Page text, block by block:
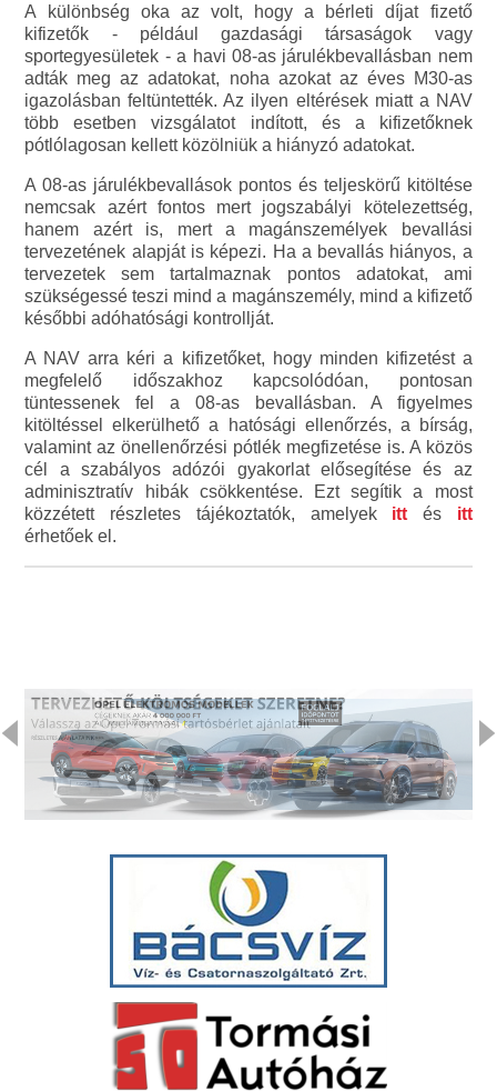
A különbség oka az volt, hogy a bérleti díjat fizető
kifizetők - például gazdasági társaságok vagy
sportegyesületek - a havi 08-as járulékbevallásban nem
adták meg az adatokat, noha azokat az éves M30-as
igazolásban feltüntették. Az ilyen eltérések miatt a NAV
több esetben vizsgálatot indított, és a kifizetőknek
pótlólagosan kellett közölniük a hiányzó adatokat.
A 08-as járulékbevallások pontos és teljeskörű kitöltése
nemcsak azért fontos mert jogszabályi kötelezettség,
hanem azért is, mert a magánszemélyek bevallási
tervezetének alapját is képezi. Ha a bevallás hiányos, a
tervezetek sem tartalmaznak pontos adatokat, ami
szükségessé teszi mind a magánszemély, mind a kifizető
későbbi adóhatósági kontrollját.
A NAV arra kéri a kifizetőket, hogy minden kifizetést a
megfelelő időszakhoz kapcsolódóan, pontosan
tüntessenek fel a 08-as bevallásban. A figyelmes
kitöltéssel elkerülhető a hatósági ellenőrzés, a bírság,
valamint az önellenőrzési pótlék megfizetése is. A közös
cél a szabályos adózói gyakorlat elősegítése és az
adminisztratív hibák csökkentése. Ezt segítik a most
közzétett részletes tájékoztatók, amelyek itt és itt
érhetőek el.